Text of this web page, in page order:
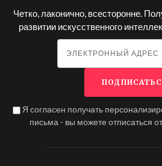
Четко, лаконично, всесторонне.
развитии искусственного
Я согласен получать
письма - вы можете отписаться